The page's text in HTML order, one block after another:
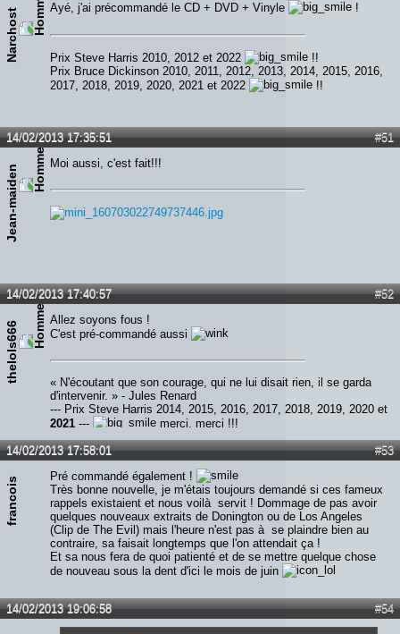
Narchost Ayé, j'ai précommandé le CD + DVD + Vinyle !
Prix Steve Harris 2010, 2012 et 2022
!!
Prix Bruce Dickinson 2010, 2011, 2012, 2013, 2014, 2015, 2016,
2017, 2018, 2019, 2020, 2021 et 2022
!!
#51
14/02/2013 17:35:51
Jean-maiden
Moi aussi, c'est fait!!!
#52
14/02/2013 17:40:57
thelols666
Allez soyons fous !
C'est pré-commandé aussi
« N'écoutant que son courage, qui ne lui disait rien, il se garda
d'intervenir. » - Jules Renard
--- Prix Steve Harris 2014, 2015, 2016, 2017, 2018, 2019, 2020 et
2021 ---
merci, merci !!!
#53
14/02/2013 17:58:01
francois
Pré commandé également !
Très bonne nouvelle, je m'étais toujours demandé si ces fameux
rappels existaient et nous voilà servit ! Dommage de pas avoir
quelques nouveaux extraits de Donington ou de Los Angeles
(Clip de The Evil) mais l'heure n'est pas à se plaindre bien au
contraire, sa faisait longtemps que l'on attendait ça !
Et sa nous fera de quoi patienté et de se mettre quelque chose
de nouveau sous la dent d'ici le mois de juin
#54
14/02/2013 19:06:58